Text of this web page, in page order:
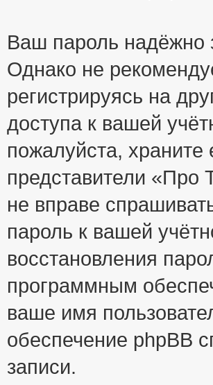
Ваш пароль надёжно
Однако не
регистрируясь на
доступа к вашей
пожалуйста, храните
представители «Про
не вправе
пароль к вашей
восстановления
программным
ваше имя
обеспечение phpBB
записи.